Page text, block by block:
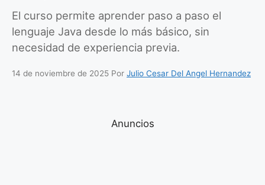
El curso permite aprender paso a paso el
lenguaje Java desde lo más básico, sin
necesidad de experiencia previa.
14 de noviembre de 2025 Por Julio Cesar Del Angel Hernandez
Anuncios